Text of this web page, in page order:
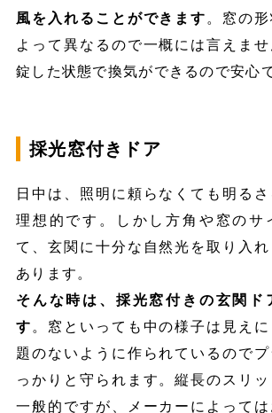
風を入れることができます 。窓の
よって異なるので一概には言えま
錠した状態で換気ができるので安心
採光窓付きドア
日中は、照明に頼らなくても明る
理想的です。しかし方角や窓のサ
て、玄関に十分な自然光を取り入
あります。
そんな時は、採光窓付きの玄関ド
す 。窓といっても中の様子は見え
題のないように作られているので
っかりと守られます。縦長のスリ
一般的ですが、メーカーによって